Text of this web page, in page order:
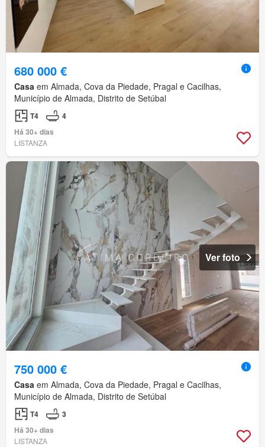
680 000 €
Casa em Almada, Cova da Piedade, Pragal e Cacilhas,
Município de Almada, Distrito de Setúbal
T4
4
Há 30+ dias
LISTANZA
Ver foto
750 000 €
Casa em Almada, Cova da Piedade, Pragal e Cacilhas,
Município de Almada, Distrito de Setúbal
T4
3
Há 30+ dias
LISTANZA